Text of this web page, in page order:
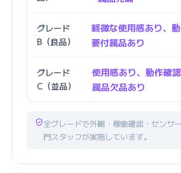
グレード
B（良品）
軽微な使用感あり、
要付属品あり
グレード
C（並品）
使用感あり、動作確
属品欠品あり
全グレードで外観・稼働確認・センサ
門スタッフが実施しています。